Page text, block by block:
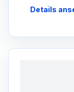
Details